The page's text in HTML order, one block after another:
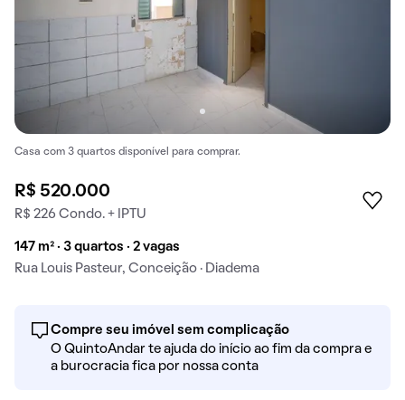
Casa com 3 quartos disponível para comprar.
R$ 520.000
R$ 226 Condo. + IPTU
147 m² · 3 quartos · 2 vagas
Rua Louis Pasteur, Conceição · Diadema
Compre seu imóvel sem complicação
O QuintoAndar te ajuda do início ao fim da compra e
a burocracia fica por nossa conta